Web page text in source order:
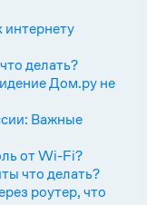
интернету
делать?
Дом.ру не
Важные
от Wi-Fi?
что делать?
роутер, что